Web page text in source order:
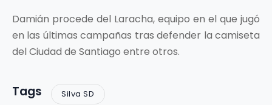
Damián procede del Laracha, equipo en el que jugó
en las últimas campañas tras defender la camiseta
del Ciudad de Santiago entre otros.
Tags Silva SD